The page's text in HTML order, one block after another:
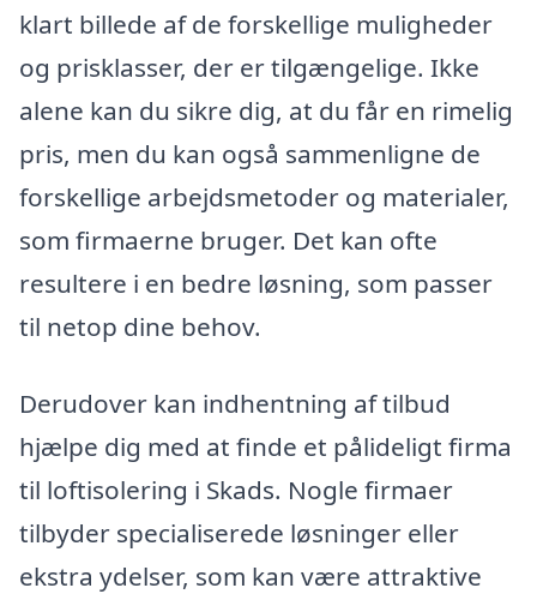
klart billede af de forskellige muligheder
og prisklasser, der er tilgængelige. Ikke
alene kan du sikre dig, at du får en rimelig
pris, men du kan også sammenligne de
forskellige arbejdsmetoder og materialer,
som firmaerne bruger. Det kan ofte
resultere i en bedre løsning, som passer
til netop dine behov.
Derudover kan indhentning af tilbud
hjælpe dig med at finde et pålideligt firma
til loftisolering i Skads. Nogle firmaer
tilbyder specialiserede løsninger eller
ekstra ydelser, som kan være attraktive